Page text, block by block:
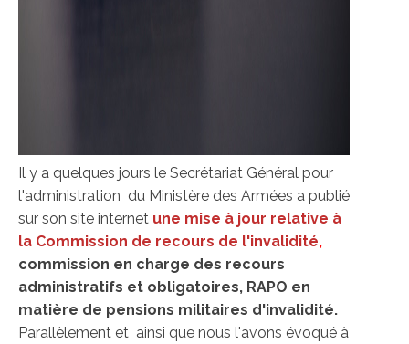
Il y a quelques jours le Secrétariat Général pour
l'administration du Ministère des Armées a publié
sur son site internet une mise à jour relative à
la Commission de recours de l'invalidité,
commission en charge des recours
administratifs et obligatoires, RAPO en
matière de pensions militaires d'invalidité.
Parallèlement et ainsi que nous l'avons évoqué à